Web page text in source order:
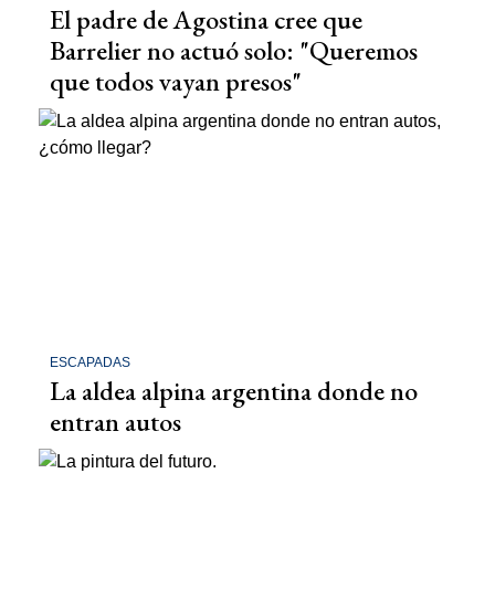
El padre de Agostina cree que
Barrelier no actuó solo: "Queremos
que todos vayan presos"
ESCAPADAS
La aldea alpina argentina donde no
entran autos